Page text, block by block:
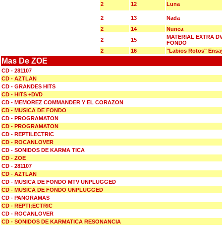
2
12 Luna
2 13
Nada
2
14
Nunca
2
15
MATERIAL EXTRA
FONDO
2
16 "Labios Rotos"
Mas De ZOE
CD - 281107
CD - AZTLAN
CD - GRANDES HITS
CD - HITS +DVD
CD - MEMOREZ COMMANDER Y EL CORAZON
CD - MUSICA DE FONDO
CD - PROGRAMATON
CD - PROGRAMATON
CD - REPTILECTRIC
CD - ROCANLOVER
CD - SONIDOS DE KARMA TICA
CD - ZOE
CD - 281107
CD - AZTLAN
CD - MUSICA DE FONDO MTV UNPLUGGED
CD - MUSICA DE FONDO UNPLUGGED
CD - PANORAMAS
CD - REPTI;ECTRIC
CD - ROCANLOVER
CD - SONIDOS DE KARMATICA RESONANCIA